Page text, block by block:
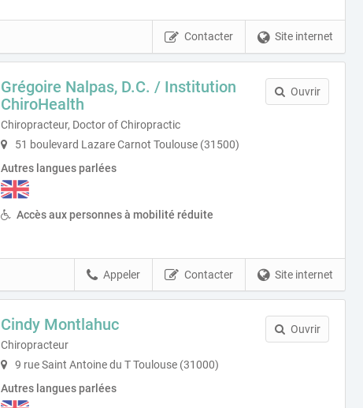
Site internet
Contacter
Grégoire Nalpas, D.C. / Institution
ChiroHealth
Chiropracteur, Doctor of Chiropractic
51 boulevard Lazare Carnot Toulouse (31500)
Autres langues parlées
Accès aux personnes à mobilité réduite
Ouvrir
Site internet
Contacter
Appeler
Cindy Montlahuc
Chiropracteur
9 rue Saint Antoine du T Toulouse (31000)
Autres langues parlées
Ouvrir